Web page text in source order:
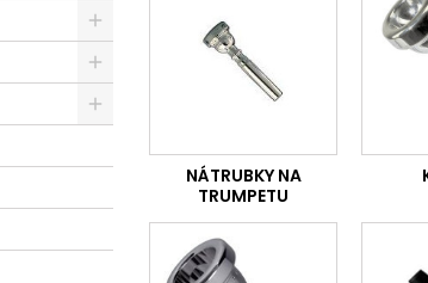
NÁTRUBKY NA
TRUMPETU